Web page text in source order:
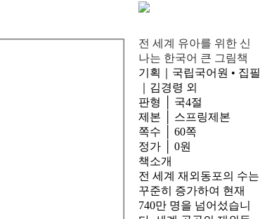
전 세계 유아를 위한 신
나는 한국어 큰 그림책
기획｜국립국어원 • 집필
｜김경령 외
판형 │ 국4절
제본 │ 스프링제본
쪽수 │ 60쪽
정가 │ 0원
책소개
전 세계 재외동포의 수는
꾸준히 증가하여 현재
740만 명을 넘어섰습니